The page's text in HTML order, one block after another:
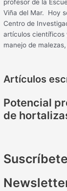
profesor de la
Viña del Mar. Hoy
Centro de
artículos científicos
manejo de
Artículos
Potencial
de